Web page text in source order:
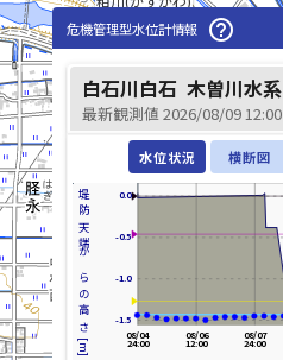
危機管理型水位計情報 help_outline
白石川白石 木曽川水系
最新観測値 2026/08/09 12:00
水位状況 横断図
堤防天端からの高さ[m] -1.5
-1.0
-0.5
0.0
08/07
24:00
08/06
12:00
08/04
24:00